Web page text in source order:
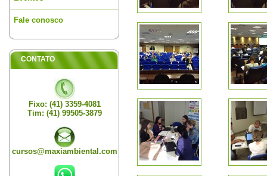
Fale conosco
CONTATO
Fixo: (41) 3359-4081
Tim: (41) 99505-3879
cursos@maxiambiental.com